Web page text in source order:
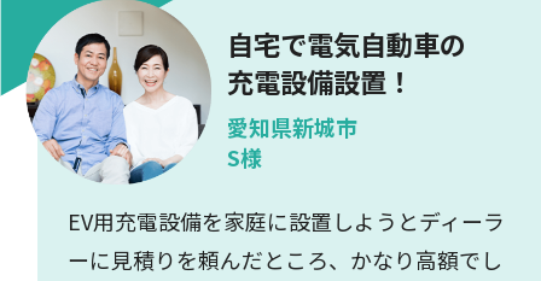
自宅で電気自動車の
充電設備設置！
愛知県新城市
S様
EV用充電設備を家庭に設置しようとディーラ
ーに見積りを頼んだところ、かなり高額でし